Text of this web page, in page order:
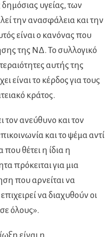
υγείας, των
την ανασφάλεια και την
είναι ο κανόνας που
της ΝΔ. Το συλλογικό
αυτής της
είναι το κέρδος για τους
κράτος.
ανεύθυνο και τον
και το ψέμα αντί
θέτει η ίδια η
πρόκειται για μια
που αρνείται να
να διαχυθούν οι
όλους».
είναι η